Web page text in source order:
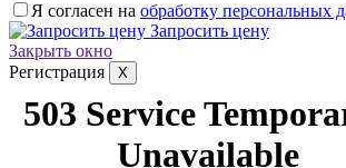
Я согласен на обработку персональных
Запросить цену
Закрыть окно
Регистрация
X